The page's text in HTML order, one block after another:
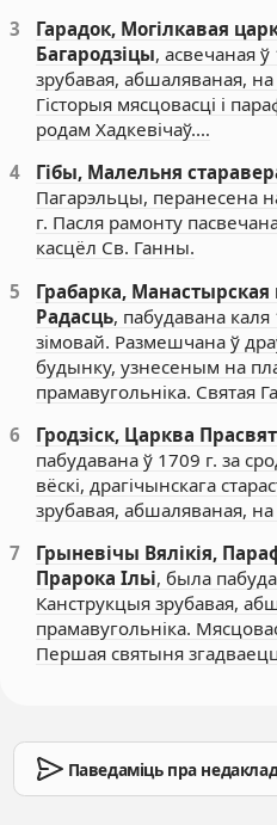
3
Гарадок, Могілкавая
Багародзіцы, асвечаная
зрубавая, абшаляваная,
Гісторыя мясцовасці і
родам Хадкевічаў.…
4
Гібы, Малельня
Пагарэльцы, перанесена
г. Пасля рамонту
касцёл Св. Ганны.
5
Грабарка, Манастырская
Радасць, пабудавана
зімовай. Размешчана ў
будынку, узнесеным на
прамавугольніка. Святая
6
Гродзіск, Царква
пабудавана ў 1709 г. за
вёскі, драгічынскага
зрубавая, абшаляваная,
7
Грыневічы Вялікія,
Прарока Ільі, была
Канструкцыя зрубавая,
прамавугольніка.
Першая святыня
Паведаміць пра